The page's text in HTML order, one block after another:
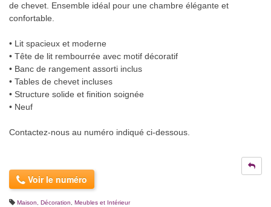
de chevet. Ensemble idéal pour une chambre élégante et
confortable.
• Lit spacieux et moderne
• Tête de lit rembourrée avec motif décoratif
• Banc de rangement assorti inclus
• Tables de chevet incluses
• Structure solide et finition soignée
• Neuf
Contactez-nous au numéro indiqué ci-dessous.
Voir le numéro
Maison, Décoration Meubles et Intérieur